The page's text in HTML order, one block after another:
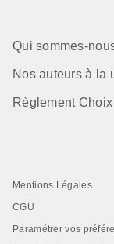
Qui sommes-
Nos auteurs à la
Règlement
Mentions Légales
CGU
Paramétrer vos